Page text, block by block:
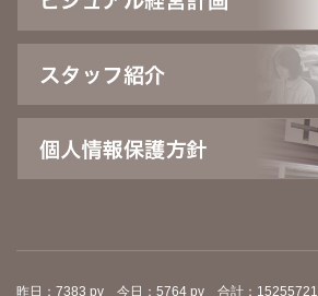
昨日：7383 pv 今日：5764 pv 合計：15255721